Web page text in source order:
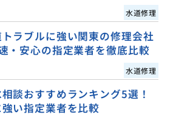
水道修理
ラブルに強い関東の修理会社
・安心の指定業者を徹底比較
水道修理
談おすすめランキング5選！
い指定業者を比較